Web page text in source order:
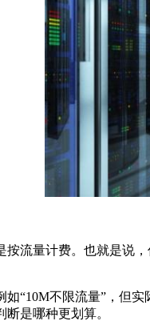
量计费。也就是说，
不限流量”，但实
是哪种更划算。